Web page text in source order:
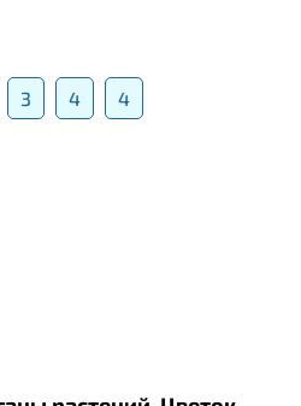
3 4 4